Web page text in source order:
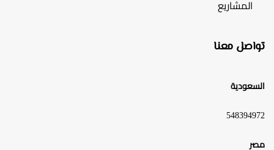
المشاريع
تواصل معنا
السعودية
548394972
مصر